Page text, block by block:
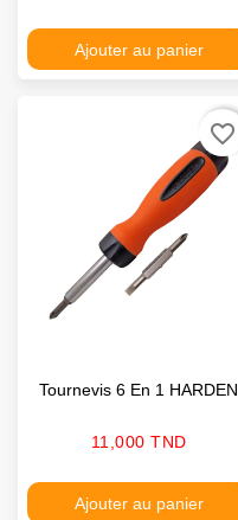
Ajouter au panier
Tournevis 6 En 1 HARDEN
Prix
11,000 TND
Ajouter au panier
favorite_border